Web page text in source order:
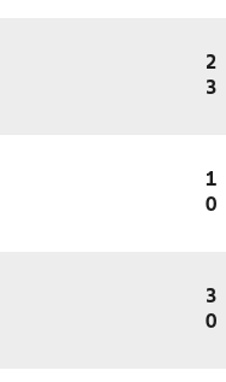
2
3
1
0
3
0